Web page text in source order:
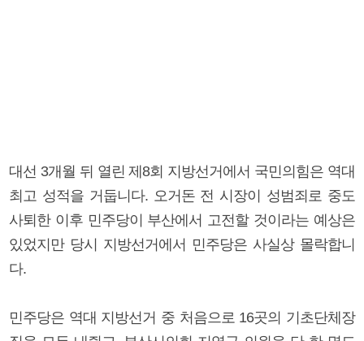
대선 3개월 뒤 열린 제8회 지방선거에서 국민의힘은 역대
최고 성적을 거둡니다. 오거돈 전 시장이 성범죄로 중도
사퇴한 이후 민주당이 부산에서 고전할 것이라는 예상은
있었지만 당시 지방선거에서 민주당은 사실상 몰락합니
다.
민주당은 역대 지방선거 중 처음으로 16곳의 기초단체장